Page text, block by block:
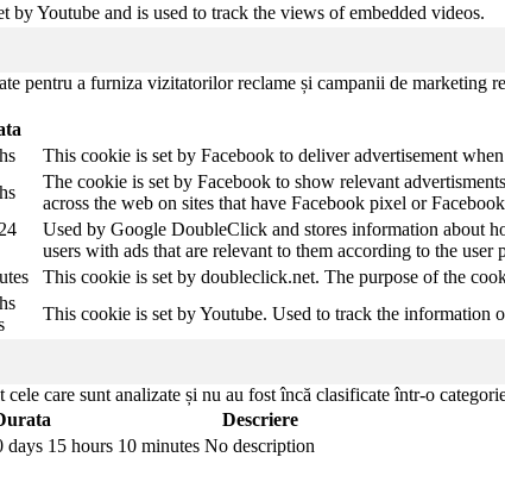
by Youtube and is used to track the views of embedded videos.
pentru a furniza vizitatorilor reclame și campanii de marketing
This cookie is set by Facebook to deliver advertisement
The cookie is set by Facebook to show relevant
across the web on sites that have Facebook pixel or
Used by Google DoubleClick and stores information about
users with ads that are relevant to them according to the user
This cookie is set by doubleclick.net. The purpose of the
This cookie is set by Youtube. Used to track the information
care sunt analizate și nu au fost încă clasificate într-o
Descriere
days 15 hours 10 minutes No description